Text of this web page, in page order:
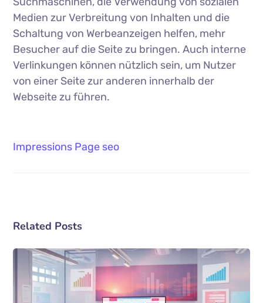
Medien zur Verbreitung von Inhalten und die
Schaltung von Werbeanzeigen helfen, mehr
Besucher auf die Seite zu bringen. Auch interne
Verlinkungen können nützlich sein, um Nutzer
von einer Seite zur anderen innerhalb der
Webseite zu führen.
Impressions Page seo
Related Posts